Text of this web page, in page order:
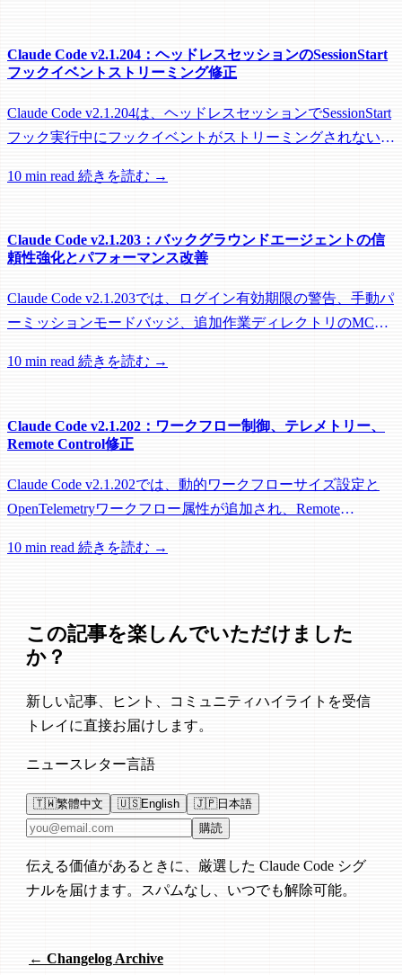
Claude Code v2.1.204：ヘッドレスセッションのSessionStart
フックイベントストリーミング修正
Claude Code v2.1.204は、ヘッドレスセッションでSessionStart
フック実行中にフックイベントがストリーミングされない問
収されるのを防ぐメンテナンスリリースです。
10 min read 続きを読む →
Claude Code v2.1.203：バックグラウンドエージェントの信
頼性強化とパフォーマンス改善
Claude Code v2.1.203では、ログイン有効期限の警告、手動パ
ーミッションモードバッジ、追加作業ディレクトリのMCP
パフォーマンスに関する多数の修正が含まれています。
10 min read 続きを読む →
Claude Code v2.1.202：ワークフロー制御、テレメトリー、
Remote Control修正
Claude Code v2.1.202では、動的ワークフローサイズ設定と
OpenTelemetryワークフロー属性が追加され、Remote
の修正が含まれています。
10 min read 続きを読む →
この記事を楽しんでいただけました
か？
新しい記事、ヒント、コミュニティハイライトを受信
トレイに直接お届けします。
ニュースレター言語
🇹🇼繁體中文 🇺🇸English 🇯🇵日本語
メールアドレス 購読
伝える価値があるときに、厳選した Claude Code シグ
ナルを届けます。スパムなし、いつでも解除可能。
← Changelog Archive